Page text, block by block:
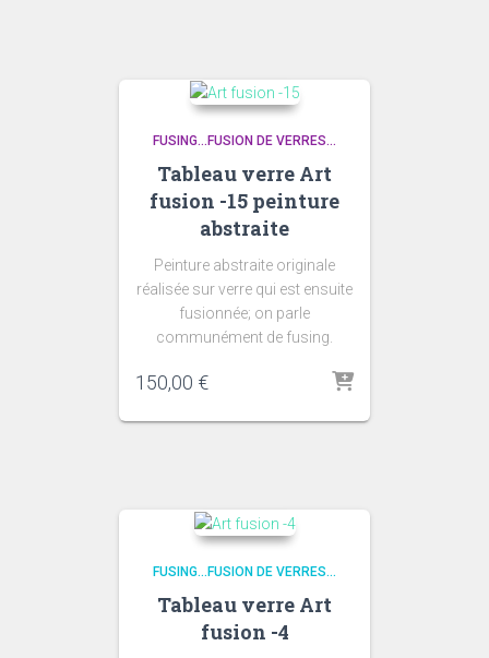
FUSING...FUSION DE VERRES...
Tableau verre Art
fusion -15 peinture
abstraite
Peinture abstraite originale
réalisée sur verre qui est ensuite
fusionnée; on parle
communément de fusing.
150,00 €
FUSING...FUSION DE VERRES...
Tableau verre Art
fusion -4